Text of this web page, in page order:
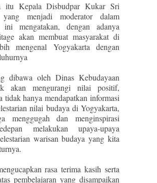
itu Kepala Disbudpar Kukar Sri
menjadi moderator dalam
ini mengatakan, dengan adanya
akan membuat masyarakat di
mengenal Yogyakarta dengan
dibawa oleh Dinas Kebudayaan
akan mengurangi nilai positif,
tidak hanya mendapatkan informasi
nilai budaya di Yogyakarta,
menggugah dan menginspirasi
melakukan upaya-upaya
warisan budaya yang kita
rasa terima kasih serta
pembelajaran yang disampaikan